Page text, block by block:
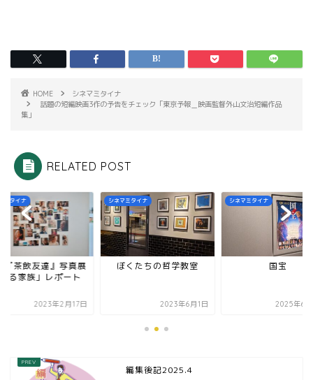
HOME
シネマミタイナ
話題の短編映画3作の予告をチェック「東京予報＿映画監督外山文治短編作品
集」
RELATED POST
ミタイナ
『茶飲友達』写真展
る家族」レポート
2023年2月17日
シネマミタイナ
ぼくたちの哲学教室
2023年6月1日
シネマミタイナ
国宝
2025年6
編集後記2025.4